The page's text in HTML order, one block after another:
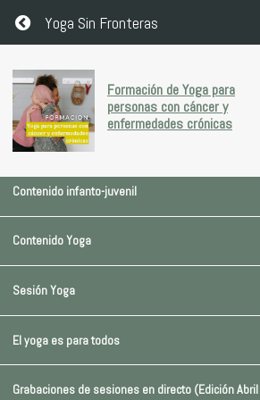
Return to course: Formación de Yoga
Yoga Sin Fronteras
Formación de Yoga para
personas con cáncer y
enfermedades crónicas
Introducción al curso
Contenido socio sanitario
Contenido infanto-juvenil
Contenido Yoga
Sesión Yoga
El yoga es para todos
Grabaciones de sesiones en directo (Edición Abril